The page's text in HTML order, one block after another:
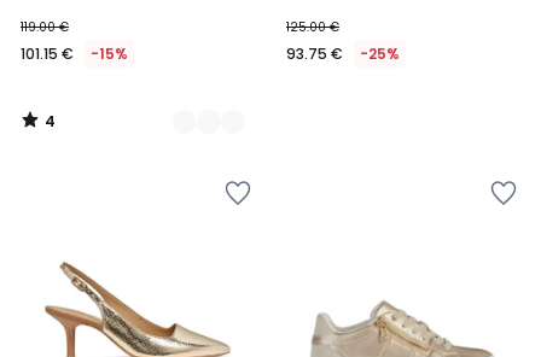
119.00 €
101.15 € -15%
4
/
125.00 €
93.75 € -25%